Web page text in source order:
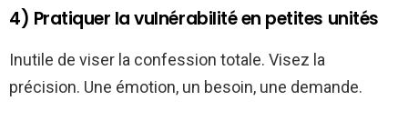
4) Pratiquer la vulnérabilité en petites unités
Inutile de viser la confession totale. Visez la
précision. Une émotion, un besoin, une demande.